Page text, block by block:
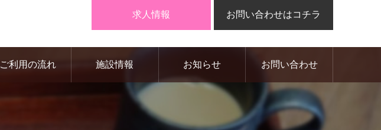
求人情報 お問い合わせはコチラ
ご利用の流れ 施設情報 お知らせ お問い合わせ